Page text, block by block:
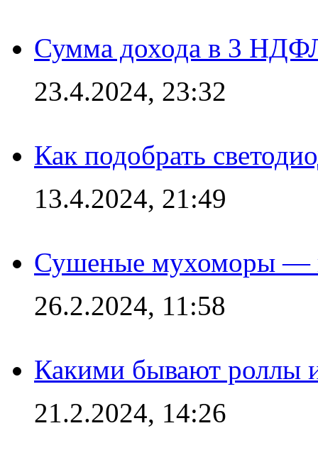
Сумма дохода в 3
23.4.2024, 23:32
Как подобрать
13.4.2024, 21:49
Сушеные мухоморы —
26.2.2024, 11:58
Какими бывают роллы
21.2.2024, 14:26